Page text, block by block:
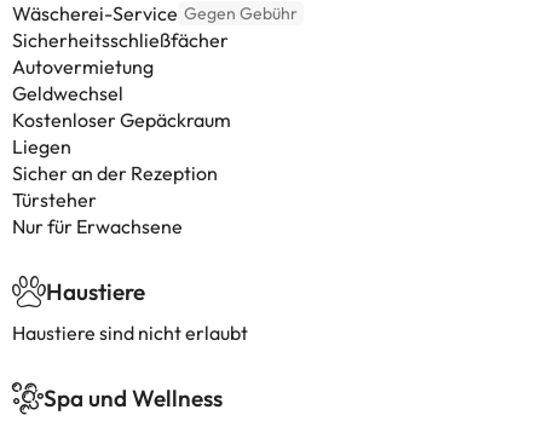
Wäscherei-Service Gegen Gebühr
Sicherheitsschließfächer
Autovermietung
Geldwechsel
Kostenloser Gepäckraum
Liegen
Sicher an der Rezeption
Türsteher
Nur für Erwachsene
Haustiere
Haustiere sind nicht erlaubt
Spa und Wellness